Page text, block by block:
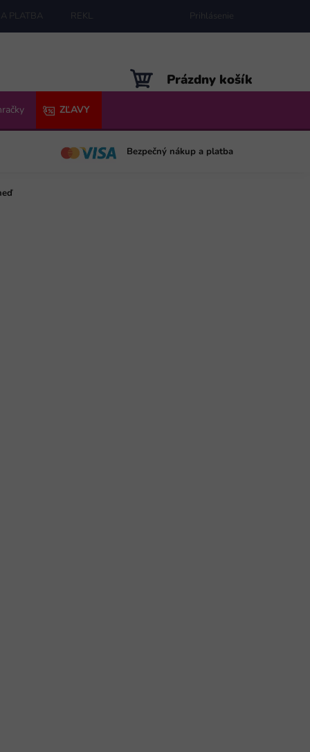
PLATBA REKLAMÁCIE MAPA SERVERU
Prihlásenie
NÁKUPNÝ
KOŠÍK
Prázdny košík
ZĽAVY
Bezpečný nákup a platba